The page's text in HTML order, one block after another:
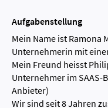
Aufgabenstellung
Mein Name ist Ramona
Unternehmerin mit
Mein Freund heisst
Unternehmer im
Anbieter)
Wir sind seit 8 Jahren